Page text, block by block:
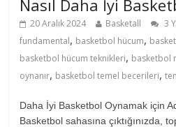
Nasıl Daha İyi
20 Aralık 2024 Basketall 3
fundamental, basketbol hücum,
basketbol hücum teknikleri, basketbol
oynanır, basketbol temel becerileri,
Daha İyi Basketbol Oynamak için
Basketbol sahasına çıktığınızda,